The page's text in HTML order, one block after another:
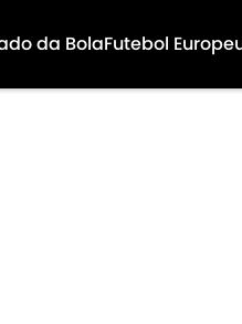
da BolaFutebol